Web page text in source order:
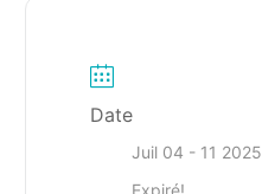
Date
Juil 04 - 11 2025